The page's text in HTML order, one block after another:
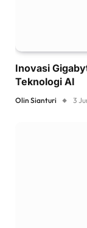
Inovasi
Teknologi AI
Olin Sianturi 3